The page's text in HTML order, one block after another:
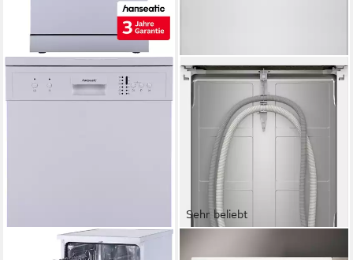
HANSEATIC
Sehr beliebt